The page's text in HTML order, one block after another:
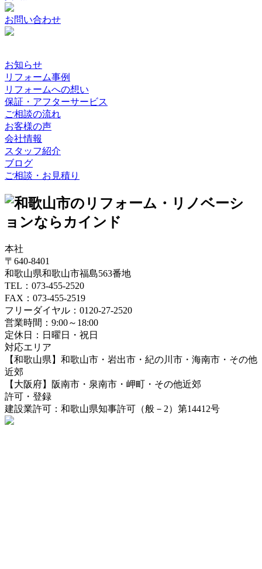
お問い合わせ
お知らせ
リフォーム事例
リフォームへの想い
保証・アフターサービス
ご相談の流れ
お客様の声
会社情報
スタッフ紹介
ブログ
ご相談・お見積り
本社
〒640-8401
和歌山県和歌山市福島563番地
TEL：073-455-2520
FAX：073-455-2519
フリーダイヤル：0120-27-2520
営業時間：9:00～18:00
定休日：日曜日・祝日
対応エリア
【和歌山県】和歌山市・岩出市・紀の川市・海南市・その他
近郊
【大阪府】阪南市・泉南市・岬町・その他近郊
許可・登録
建設業許可：和歌山県知事許可（般－2）第14412号